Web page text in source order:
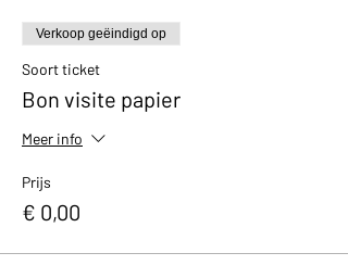
Verkoop geëindigd op
Soort ticket
Bon visite papier
Meer info
Prijs
€ 0,00